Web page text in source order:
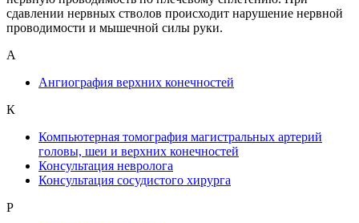
сдавлении нервных стволов происходит нарушение нервной
проводимости и мышечной силы руки.
А
Ангиография верхних конечностей
К
Компьютерная томография магистральных артерий
головы, шеи и верхних конечностей
Консультация невролога
Консультация сосудистого хирурга
Р